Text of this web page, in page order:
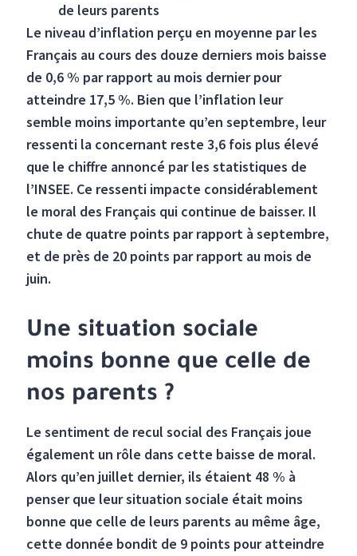
de leurs parents
Le niveau d’inflation perçu en moyenne par les
Français au cours des douze derniers mois baisse
de 0,6 % par rapport au mois dernier pour
atteindre 17,5 %. Bien que l’inflation leur
semble moins importante qu’en septembre, leur
ressenti la concernant reste 3,6 fois plus élevé
que le chiffre annoncé par les statistiques de
l’INSEE. Ce ressenti impacte considérablement
le moral des Français qui continue de baisser. Il
chute de quatre points par rapport à septembre,
et de près de 20 points par rapport au mois de
juin.
Une situation sociale
moins bonne que celle de
nos parents ?
Le sentiment de recul social des Français joue
également un rôle dans cette baisse de moral.
Alors qu’en juillet dernier, ils étaient 48 % à
penser que leur situation sociale était moins
bonne que celle de leurs parents au même âge,
cette donnée bondit de 9 points pour atteindre